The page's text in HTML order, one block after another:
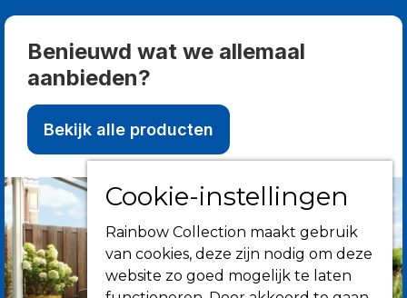
Benieuwd wat we allemaal
aanbieden?
Bekijk alle producten
Cookie-instellingen
Rainbow Collection maakt gebruik
van cookies, deze zijn nodig om deze
website zo goed mogelijk te laten